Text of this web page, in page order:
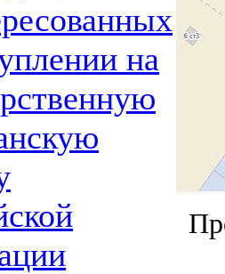
на